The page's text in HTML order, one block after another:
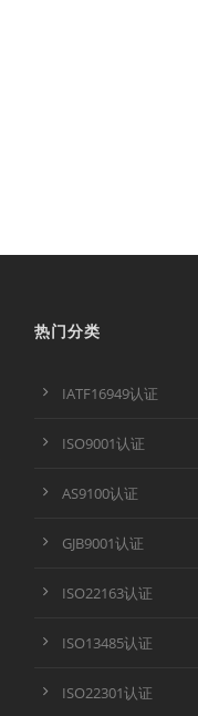
热门分类
IATF16949认证
ISO9001认证
AS9100认证
GJB9001认证
ISO22163认证
ISO13485认证
ISO22301认证